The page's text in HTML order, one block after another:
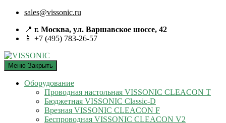
sales@vissonic.ru
📍 г. Москва, ул. Варшавское шоссе, 42
📱 +7 (495) 783-26-57
Меню Закрыть
Оборудование
Проводная настольная VISSONIC CLEACON T
Бюджетная VISSONIC Classic-D
Врезная VISSONIC CLEACON F
Беспроводная VISSONIC CLEACON V2